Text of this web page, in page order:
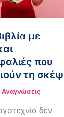
με
που
τη
Αναγνώσεις
δεν